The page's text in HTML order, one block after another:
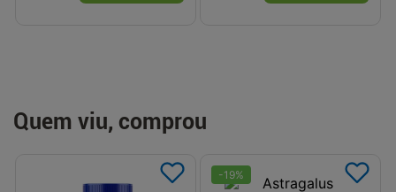
Quem viu, comprou
-19%